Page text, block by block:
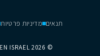
תנאים מדיניות פרטיות
©
2026